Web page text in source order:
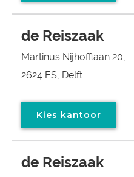
de Reiszaak
Martinus Nijhofflaan 20,
2624 ES, Delft
Kies kantoor
de Reiszaak